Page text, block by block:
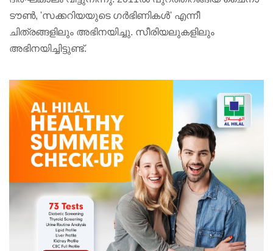
ടൗൺ, 'സക്കറിയയുടെ ഗർഭിണികൾ' എന്നീ
ചിത്രങ്ങളിലും അഭിനയിച്ചു. സീരിയലുകളിലും
അഭിനയിച്ചിട്ടുണ്ട്.